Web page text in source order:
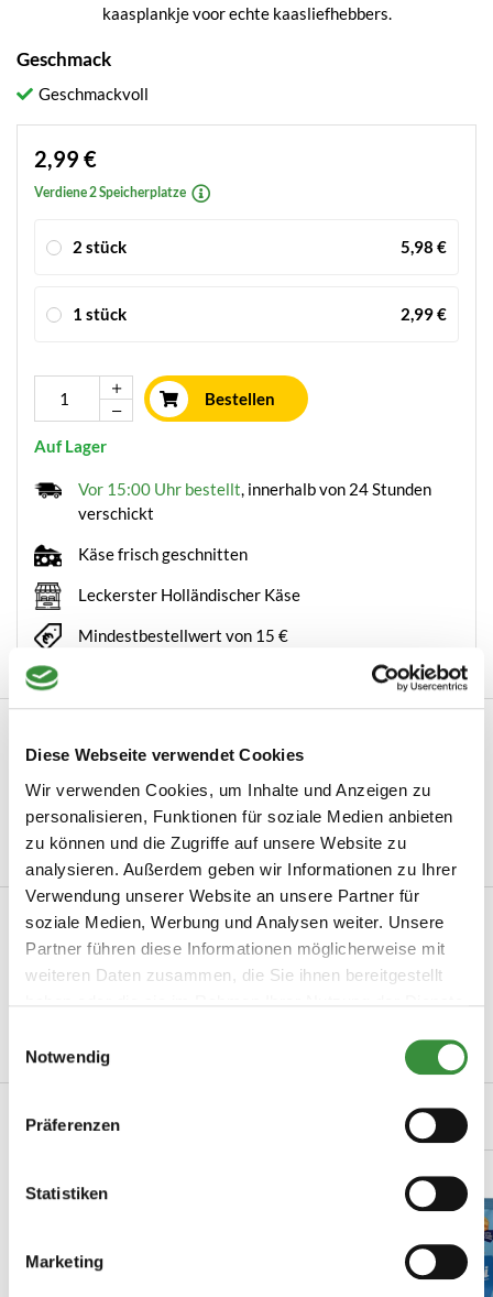
Diese Webseite verwendet Cookies
Wir verwenden Cookies, um Inhalte und Anzeigen zu
personalisieren, Funktionen für soziale Medien anbieten
zu können und die Zugriffe auf unsere Website zu
analysieren. Außerdem geben wir Informationen zu Ihrer
Verwendung unserer Website an unsere Partner für
soziale Medien, Werbung und Analysen weiter. Unsere
Partner führen diese Informationen möglicherweise mit
weiteren Daten zusammen, die Sie ihnen bereitgestellt
Notwendig
Präferenzen
Statistiken
Marketing
kaasplankje voor echte kaasliefhebbers.
Geschmack
Geschmackvoll
2,99 €
Verdiene 2 Speicherplatze
2 stück 5,98 €
1 stück 2,99 €
Bestellen
Auf Lager
Vor 15:00 Uhr bestellt, innerhalb von 24 Stunden
verschickt
Käse frisch geschnitten
Leckerster Holländischer Käse
Mindestbestellwert von 15 €
Brets Chips Camembert – Romig, vol en
onweerstaanbaarOntdek Brets Chips Camembert van
Hoogendoorn ...
Mehr lesen
Produktinformation
Artikelnummer 2029-05
Mehr lesen